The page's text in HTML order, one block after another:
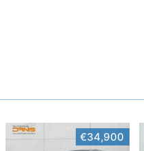
€34,900